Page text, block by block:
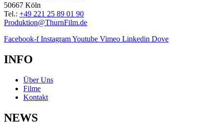
50667 Köln
Tel.: +49 221 25 89 01 90
Produktion@ThurnFilm.de
Facebook-f InstagramYoutube Vimeo Linkedin Dove
INFO
Über Uns
Filme
Kontakt
NEWS